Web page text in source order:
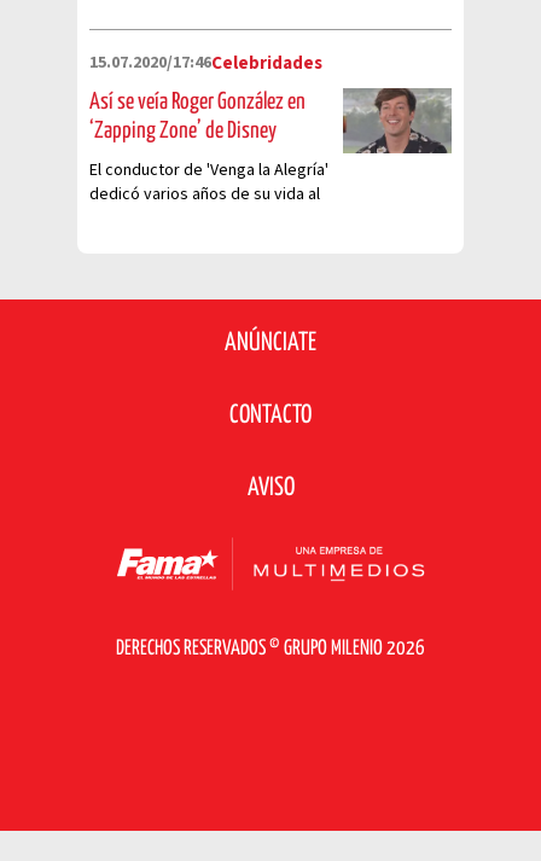
15.07.2020/17:46Celebridades
Así se veía Roger González en
‘Zapping Zone’ de Disney
El conductor de 'Venga la Alegría'
dedicó varios años de su vida al
ANÚNCIATE
CONTACTO
AVISO
DERECHOS RESERVADOS © GRUPO MILENIO 2026